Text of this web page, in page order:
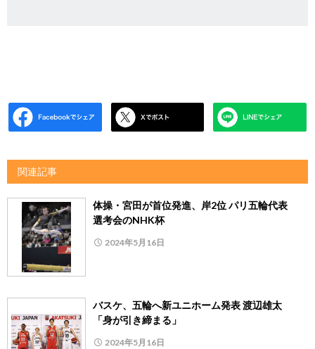
関連記事
体操・宮田が首位発進、岸2位 パリ五輪代表
選考会のNHK杯
2024年5月16日
バスケ、五輪へ新ユニホーム発表 渡辺雄太
「身が引き締まる」
2024年5月16日